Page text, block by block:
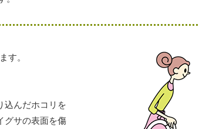
す。
込んだホコリを
グサの表面を傷